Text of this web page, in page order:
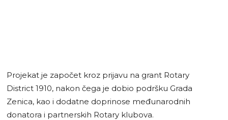
Projekat je započet kroz prijavu na grant Rotary
District 1910, nakon čega je dobio podršku Grada
Zenica, kao i dodatne doprinose međunarodnih
donatora i partnerskih Rotary klubova.